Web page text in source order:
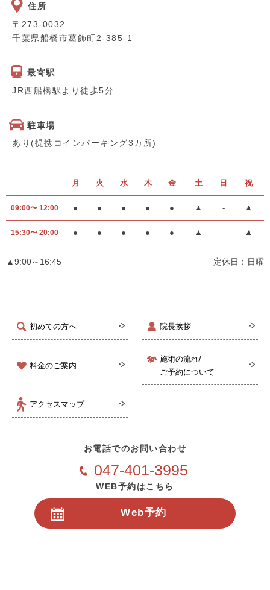
初めての方へ 院長挨拶
料金のご案内
施術の流れ/
ご予約について
アクセスマップ
住所
〒273-0032
千葉県船橋市葛飾町2-385-1
最寄駅
JR西船橋駅より徒歩5分
駐車場
あり(提携コインパーキング3カ所)
月 火 水 木 金 土 日 祝
09:00〜 12:00 ● ● ● ● ● ▲ - ▲
15:30〜 20:00 ● ● ● ● ● ▲ - ▲
▲9:00～16:45 定休日：日曜
お電話でのお問い合わせ
047-401-3995
WEB予約はこちら
Web予約